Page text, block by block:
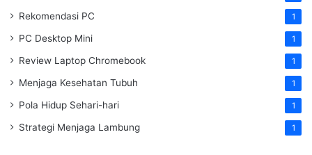
Rekomendasi PC 1
PC Desktop Mini 1
Review Laptop Chromebook 1
Menjaga Kesehatan Tubuh 1
Pola Hidup Sehari-hari 1
Strategi Menjaga Lambung 1